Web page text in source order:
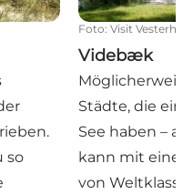
so
Foto: Visit
Videbæk
Städte, die
See haben –
kann mit
von